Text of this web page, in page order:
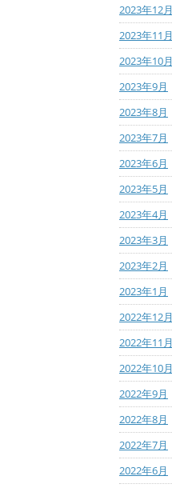
2023年12月
2023年11月
2023年10月
2023年9月
2023年8月
2023年7月
2023年6月
2023年5月
2023年4月
2023年3月
2023年2月
2023年1月
2022年12月
2022年11月
2022年10月
2022年9月
2022年8月
2022年7月
2022年6月